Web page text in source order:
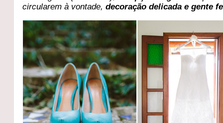
circularem à vontade,decoração delicada e gente